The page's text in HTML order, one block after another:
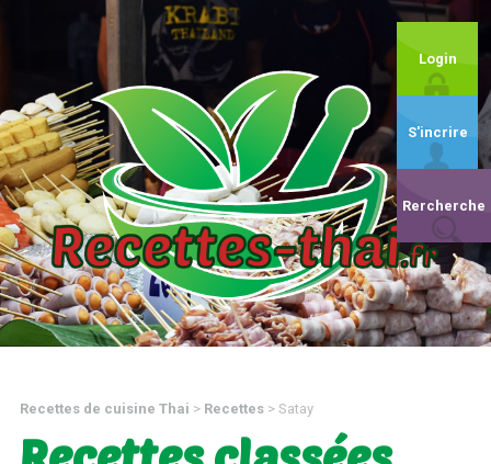
Login
S'incrire
Rercherche
Recettes de cuisine Thai > Recettes> Satay